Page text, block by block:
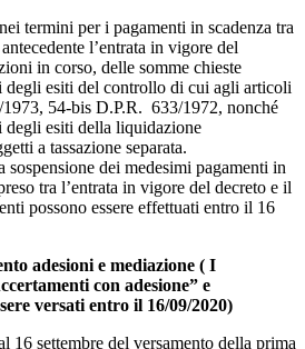
termini per i pagamenti in scadenza tra
l’entrata in vigore del
in corso, delle somme chieste
degli esiti del controllo di cui agli articoli
54-bis D.P.R. 633/1972, nonché
degli esiti della liquidazione
a tassazione separata.
sospensione dei medesimi pagamenti in
tra l’entrata in vigore del decreto e il
possono essere effettuati entro il 16
adesioni e mediazione ( I
con adesione” e
versati entro il 16/09/2020)
16 settembre del versamento della prima